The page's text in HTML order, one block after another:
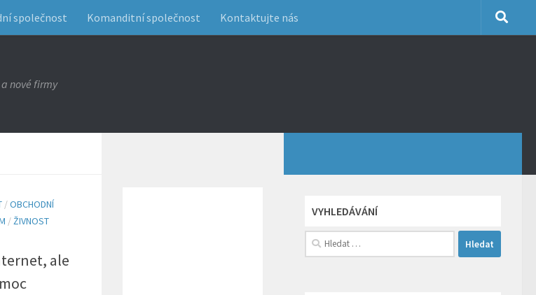
společnost Komanditní společnost Kontaktujte nás
nové firmy
/OBCHODNÍ
/ŽIVNOST
ale
VYHLEDÁVÁNÍ
Vyhledávání